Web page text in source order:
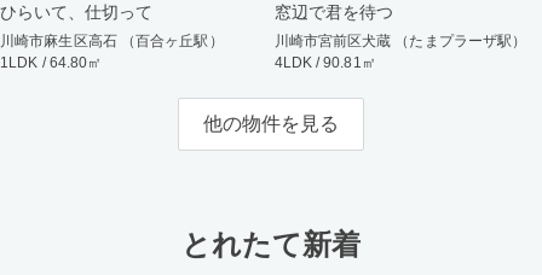
ひらいて、仕切って
川崎市麻生区高石 （百合ヶ丘駅）
1LDK / 64.80㎡
窓辺で君を待つ
川崎市宮前区犬蔵 （たまプラーザ駅）
4LDK / 90.81㎡
他の物件を見る
とれたて新着